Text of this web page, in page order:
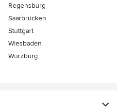
Regensburg
Saarbrücken
Stuttgart
Wiesbaden
Würzburg